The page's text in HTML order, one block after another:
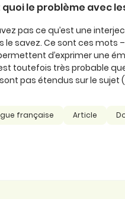
quoi le problème avec
pas ce qu’est une
le savez. Ce sont ces mots
d’exprimer une
est toutefois très probable
pas étendus sur le sujet
française Article